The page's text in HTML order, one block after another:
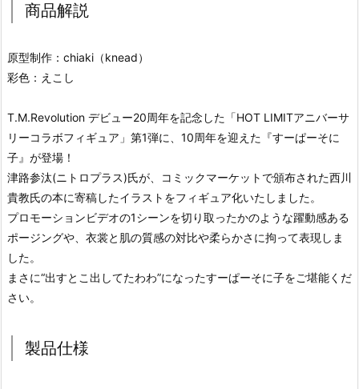
商品解説
原型制作：chiaki（knead）
彩色：えこし
T.M.Revolution デビュー20周年を記念した「HOT LIMITアニバーサ
リーコラボフィギュア」第1弾に、10周年を迎えた『すーぱーそに
子』が登場！
津路参汰(ニトロプラス)氏が、コミックマーケットで頒布された西川
貴教氏の本に寄稿したイラストをフィギュア化いたしました。
プロモーションビデオの1シーンを切り取ったかのような躍動感ある
ポージングや、衣裳と肌の質感の対比や柔らかさに拘って表現しま
した。
まさに“出すとこ出してたわわ”になったすーぱーそに子をご堪能くだ
さい。
製品仕様